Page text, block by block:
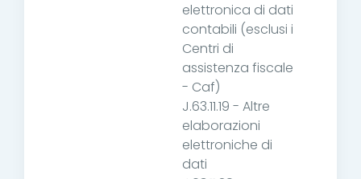
elettronica di dati
contabili (esclusi i
Centri di
assistenza fiscale
- Caf)
J.63.11.19 - Altre
elaborazioni
elettroniche di
dati